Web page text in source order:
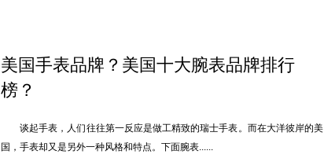
美国手表品牌？美国十大腕表品牌排行
榜？
谈起手表，人们往往第一反应是做工精致的瑞士手表。而在大洋彼岸的美
国，手表却又是另外一种风格和特点。下面腕表......